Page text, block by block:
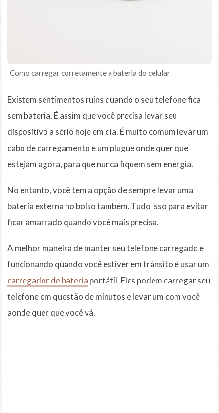
Como carregar corretamente a bateria do celular
Existem sentimentos ruins quando o seu telefone fica
sem bateria. É assim que você precisa levar seu
dispositivo a sério hoje em dia. É muito comum levar um
cabo de carregamento e um plugue onde quer que
estejam agora, para que nunca fiquem sem energia.
No entanto, você tem a opção de sempre levar uma
bateria externa no bolso também. Tudo isso para evitar
ficar amarrado quando você mais precisa.
A melhor maneira de manter seu telefone carregado e
funcionando quando você estiver em trânsito é usar um
carregador de bateria portátil. Eles podem carregar seu
telefone em questão de minutos e levar um com você
aonde quer que você vá.